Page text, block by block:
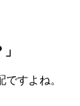
すよね。